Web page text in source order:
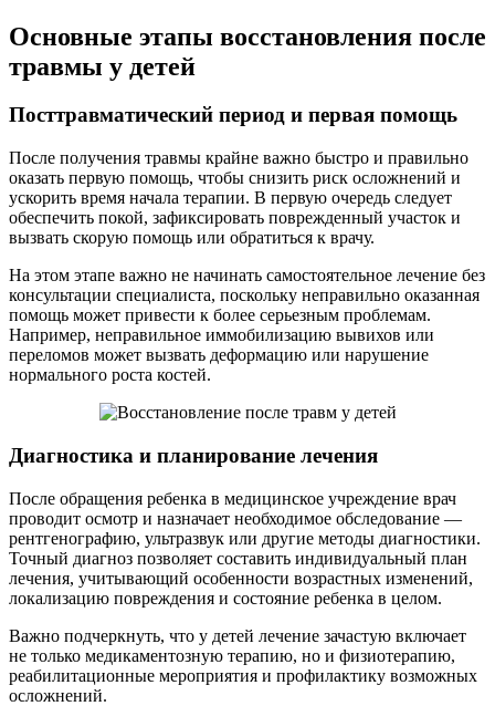
Основные этапы восстановления после
травмы у детей
Посттравматический период и первая помощь
После получения травмы крайне важно быстро и правильно
оказать первую помощь, чтобы снизить риск осложнений и
ускорить время начала терапии. В первую очередь следует
обеспечить покой, зафиксировать поврежденный участок и
вызвать скорую помощь или обратиться к врачу.
На этом этапе важно не начинать самостоятельное лечение без
консультации специалиста, поскольку неправильно оказанная
помощь может привести к более серьезным проблемам.
Например, неправильное иммобилизацию вывихов или
переломов может вызвать деформацию или нарушение
нормального роста костей.
Диагностика и планирование лечения
После обращения ребенка в медицинское учреждение врач
проводит осмотр и назначает необходимое обследование —
рентгенографию, ультразвук или другие методы диагностики.
Точный диагноз позволяет составить индивидуальный план
лечения, учитывающий особенности возрастных изменений,
локализацию повреждения и состояние ребенка в целом.
Важно подчеркнуть, что у детей лечение зачастую включает
не только медикаментозную терапию, но и физиотерапию,
реабилитационные мероприятия и профилактику возможных
осложнений.